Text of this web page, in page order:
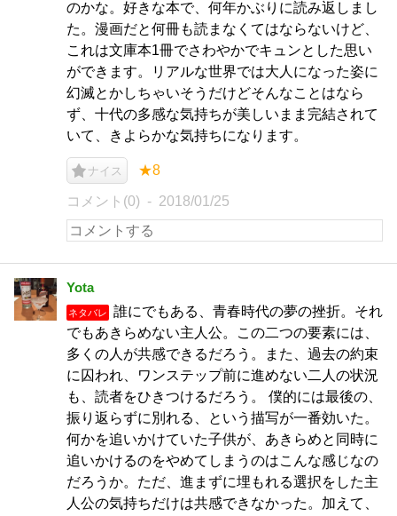
のかな。好きな本で、何年かぶりに読み返しまし
た。漫画だと何冊も読まなくてはならないけど、
これは文庫本1冊でさわやかでキュンとした思い
ができます。リアルな世界では大人になった姿に
幻滅とかしちゃいそうだけどそんなことはなら
ず、十代の多感な気持ちが美しいまま完結されて
いて、きよらかな気持ちになります。
ナイス ★8
コメント(0) 2018/01/25
Yota
ネタバレ
誰にでもある、青春時代の夢の挫折。それ
でもあきらめない主人公。この二つの要素には、
多くの人が共感できるだろう。また、過去の約束
に囚われ、ワンステップ前に進めない二人の状況
も、読者をひきつけるだろう。 僕的には最後の、
振り返らずに別れる、という描写が一番効いた。
何かを追いかけていた子供が、あきらめと同時に
追いかけるのをやめてしまうのはこんな感じなの
だろうか。ただ、進まずに埋もれる選択をした主
人公の気持ちだけは共感できなかった。加えて、